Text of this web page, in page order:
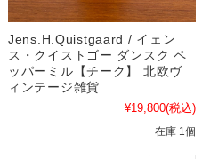
Jens.H.Quistgaard / イェン
ス・クイストゴー ダンスク ペ
ッパーミル【チーク】 北欧ヴ
ィンテージ雑貨
¥19,800(税込)
在庫 1個